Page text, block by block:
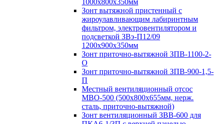
1000х800х350мм
Зонт вытяжной пристенный с
жироулавливающим лабиринтным
фильтром, электровентилятором и
подсветкой ЗВэ-П12/09
1200х900х350мм
Зонт приточно-вытяжной ЗПВ-1100-2-
О
Зонт приточно-вытяжной ЗПВ-900-1,5-
П
Местный вентиляционный отсос
МВО-500 (500х800х655мм, нерж.
сталь, приточно-вытяжной)
Зонт вентиляционный ЗВВ-600 для